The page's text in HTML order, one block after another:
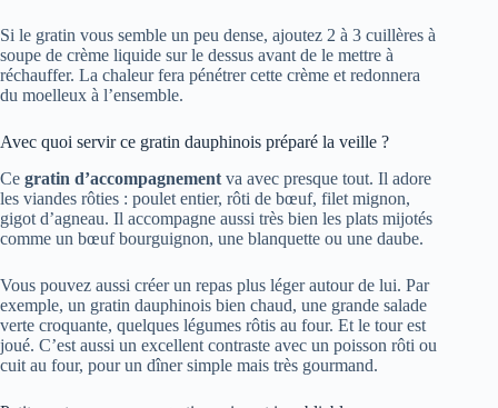
Si le gratin vous semble un peu dense, ajoutez 2 à 3 cuillères à
soupe de crème liquide sur le dessus avant de le mettre à
réchauffer. La chaleur fera pénétrer cette crème et redonnera
du moelleux à l’ensemble.
Avec quoi servir ce gratin dauphinois préparé la veille ?
Ce gratin d’accompagnement va avec presque tout. Il adore
les viandes rôties : poulet entier, rôti de bœuf, filet mignon,
gigot d’agneau. Il accompagne aussi très bien les plats mijotés
comme un bœuf bourguignon, une blanquette ou une daube.
Vous pouvez aussi créer un repas plus léger autour de lui. Par
exemple, un gratin dauphinois bien chaud, une grande salade
verte croquante, quelques légumes rôtis au four. Et le tour est
joué. C’est aussi un excellent contraste avec un poisson rôti ou
cuit au four, pour un dîner simple mais très gourmand.